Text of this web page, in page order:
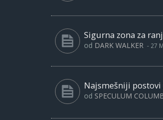
Sigurna zona za
od DARK WALKER - 27
Najsmešniji postovi
od SPECULUM